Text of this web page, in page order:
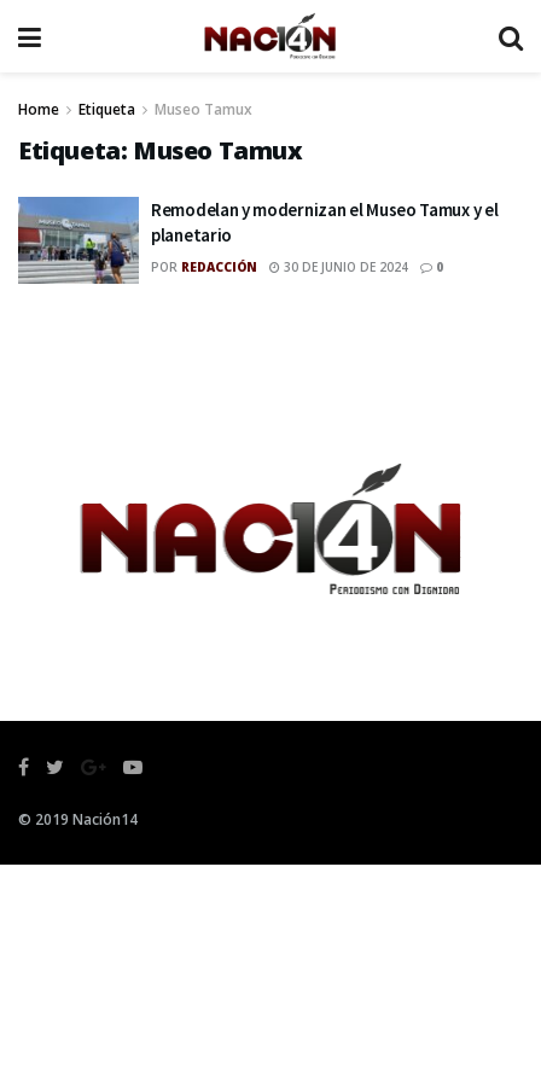
Home Etiqueta Museo Tamux
Etiqueta: Museo Tamux
Remodelan y modernizan el Museo Tamux y el
planetario
POR REDACCIÓN 30 DE JUNIO DE 2024 0
© 2019 Nación14